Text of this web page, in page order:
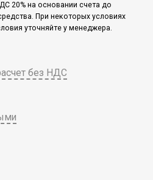
20% на основании счета до
При некоторых условиях
уточняйте у менеджера.
без НДС